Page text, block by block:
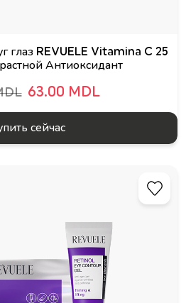
глаз REVUELE Vitamina C 25
Антиоксидант
63.00 MDL
сейчас